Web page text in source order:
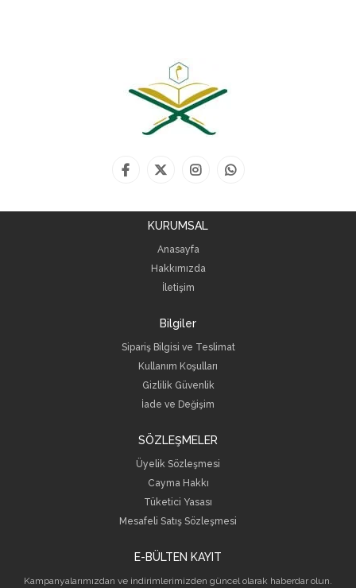
KURUMSAL
Anasayfa
Hakkımızda
İletişim
Bilgiler
Sipariş Bilgisi ve Teslimat
Kullanım Koşulları
Gizlilik Güvenlik
İade ve Değişim
SÖZLEŞMELER
Üyelik Sözleşmesi
Cayma Hakkı
Tüketici Yasası
Mesafeli Satış Sözleşmesi
E-BÜLTEN KAYIT
Kampanyalarımızdan ve indirimlerimizden güncel olarak haberdar olun.